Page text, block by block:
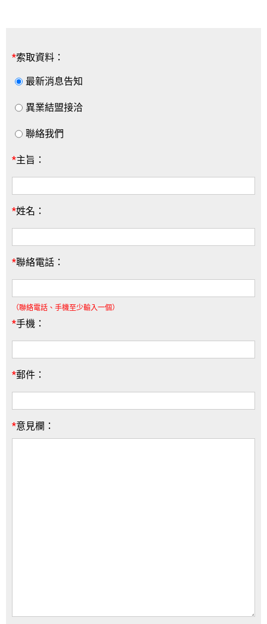
*索取資料：
最新消息告知
異業結盟接洽
聯絡我們
*主旨：
*姓名：
*聯絡電話：
（聯絡電話、手機至少輸入一個）
*手機：
*郵件：
*意見欄：